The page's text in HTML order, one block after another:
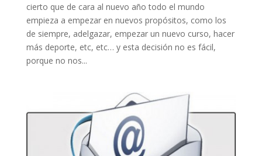
cierto que de cara al nuevo año todo el mundo
empieza a empezar en nuevos propósitos, como los
de siempre, adelgazar, empezar un nuevo curso, hacer
más deporte, etc, etc… y esta decisión no es fácil,
porque no nos...